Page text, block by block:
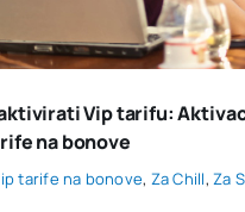
Vip tarifu:
na bonove
tarife na bonove, Za Chill,Za